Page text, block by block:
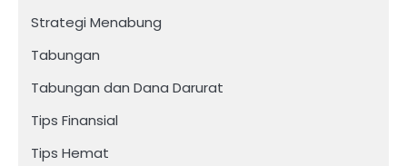
Strategi Menabung
Tabungan
Tabungan dan Dana Darurat
Tips Finansial
Tips Hemat